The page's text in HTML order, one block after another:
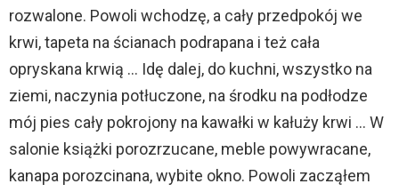
rozwalone. Powoli wchodzę, a cały przedpokój we
krwi, tapeta na ścianach podrapana i też cała
opryskana krwią … Idę dalej, do kuchni, wszystko na
ziemi, naczynia potłuczone, na środku na podłodze
mój pies cały pokrojony na kawałki w kałuży krwi … W
salonie książki porozrzucane, meble powywracane,
kanapa porozcinana, wybite okno. Powoli zacząłem